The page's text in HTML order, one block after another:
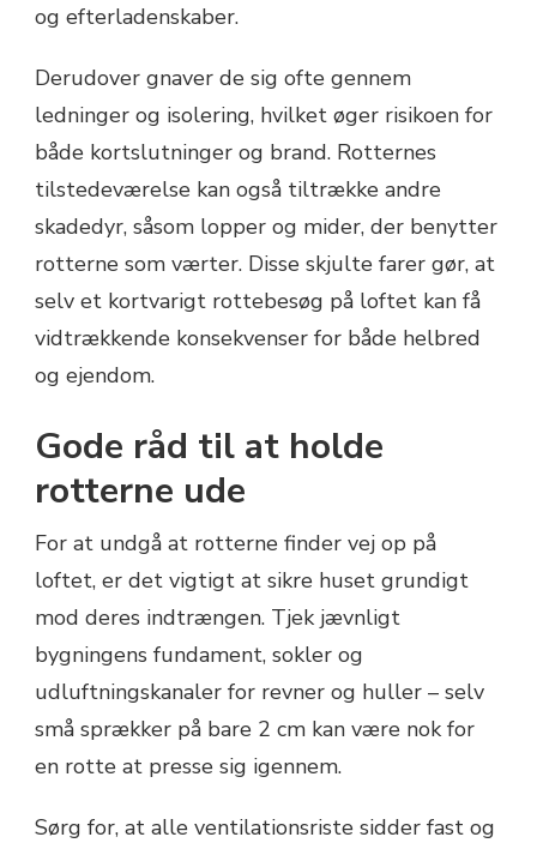
og efterladenskaber.
Derudover gnaver de sig ofte gennem
ledninger og isolering, hvilket øger risikoen for
både kortslutninger og brand. Rotternes
tilstedeværelse kan også tiltrække andre
skadedyr, såsom lopper og mider, der benytter
rotterne som værter. Disse skjulte farer gør, at
selv et kortvarigt rottebesøg på loftet kan få
vidtrækkende konsekvenser for både helbred
og ejendom.
Gode råd til at holde
rotterne ude
For at undgå at rotterne finder vej op på
loftet, er det vigtigt at sikre huset grundigt
mod deres indtrængen. Tjek jævnligt
bygningens fundament, sokler og
udluftningskanaler for revner og huller – selv
små sprækker på bare 2 cm kan være nok for
en rotte at presse sig igennem.
Sørg for, at alle ventilationsriste sidder fast og